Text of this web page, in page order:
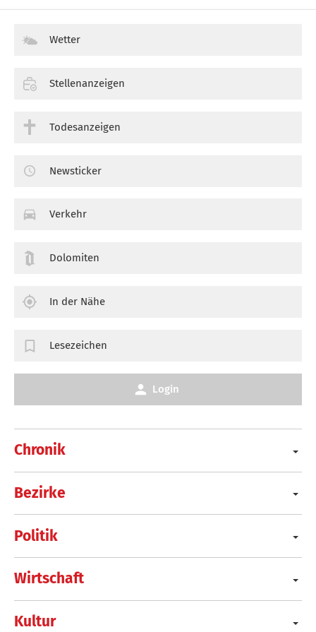
Chronik
Bezirke
Politik
Wirtschaft
Kultur
Wetter
Stellenanzeigen
Todesanzeigen
Newsticker
Verkehr
Dolomiten
In der Nähe
Lesezeichen
Login